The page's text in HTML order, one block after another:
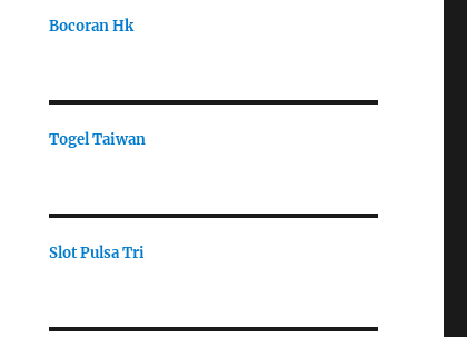
Bocoran Hk
Togel Taiwan
Slot Pulsa Tri